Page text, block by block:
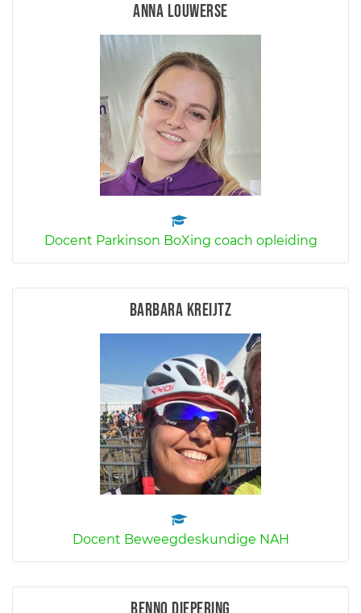
Anna Louwerse
Docent Parkinson BoXing coach opleiding
Barbara Kreijtz
Docent Beweegdeskundige NAH